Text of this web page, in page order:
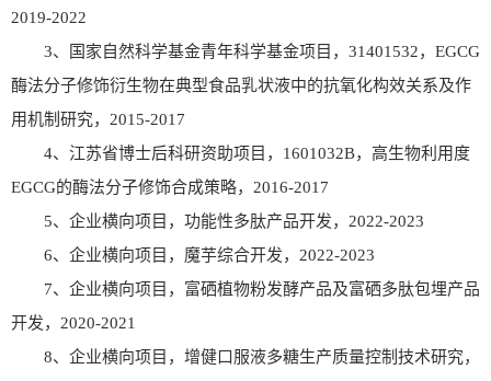
2019-2022
3、国家自然科学基金青年科学基金项目，31401532，EGCG
酶法分子修饰衍生物在典型食品乳状液中的抗氧化构效关系及作
用机制研究，2015-2017
4、江苏省博士后科研资助项目，1601032B，高生物利用度
EGCG的酶法分子修饰合成策略，2016-2017
5、企业横向项目，功能性多肽产品开发，2022-2023
6、企业横向项目，魔芋综合开发，2022-2023
7、企业横向项目，富硒植物粉发酵产品及富硒多肽包埋产品
开发，2020-2021
8、企业横向项目，增健口服液多糖生产质量控制技术研究，